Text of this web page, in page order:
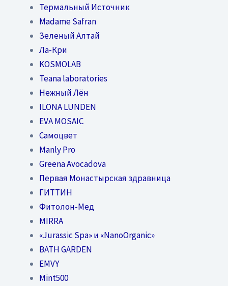
Термальный Источник
Madame Safran
Зеленый Алтай
Ла-Кри
KOSMOLAB
Teana laboratories
Нежный Лён
ILONA LUNDEN
EVA MOSAIC
Самоцвет
Manly Pro
Greena Avocadova
Первая Монастырская здравница
ГИТТИН
Фитолон-Мед
MIRRA
«Jurassic Spa» и «NanoOrganic»
BATH GARDEN
EMVY
Mint500